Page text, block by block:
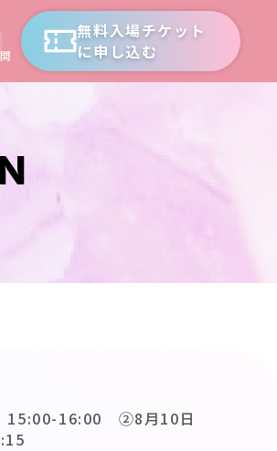
無料入場チケット
に申し込む
15:00-16:00 ②8月10日